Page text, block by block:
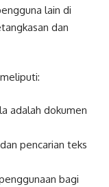
lain di
dan
adalah dokumen
pencarian teks
bagi